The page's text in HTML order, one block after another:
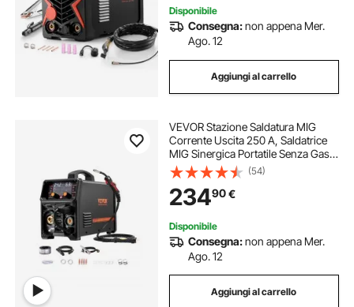
Disponibile
Consegna:non appena Mer.
Ago. 12
Aggiungi al carrello
VEVOR Stazione Saldatura MIG
Corrente Uscita 250 A, Saldatrice
MIG Sinergica Portatile Senza Gas
MIG Gas MMA Lift TIG MIG PLUSE
5 in 1 IGBT Tecnologia Inverter
Schermo LCD, Torcia Lift TIG Non
Inclusa
(54)
23490€
Disponibile
Consegna:non appena Mer.
Ago. 12
Aggiungi al carrello